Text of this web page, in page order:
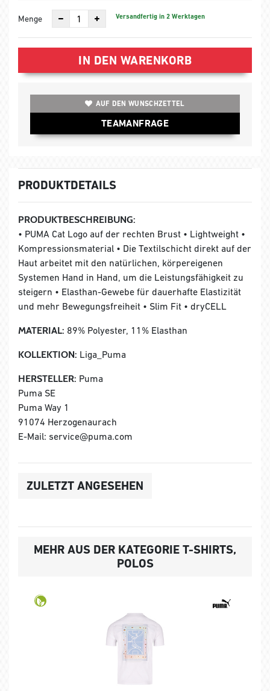
Menge Versandfertig in 2 Werktagen
IN DEN WARENKORB
AUF DEN WUNSCHZETTEL
TEAMANFRAGE
PRODUKTDETAILS
PRODUKTBESCHREIBUNG:
• PUMA Cat Logo auf der rechten Brust • Lightweight •
Kompressionsmaterial • Die Textilschicht direkt auf der
Haut arbeitet mit den natürlichen, körpereigenen
Systemen Hand in Hand, um die Leistungsfähigkeit zu
steigern • Elasthan-Gewebe für dauerhafte Elastizität
und mehr Bewegungsfreiheit • Slim Fit • dryCELL
MATERIAL: 89% Polyester, 11% Elasthan
KOLLEKTION: Liga_Puma
HERSTELLER: Puma
Puma SE
Puma Way 1
91074 Herzogenaurach
E-Mail: service@puma.com
ZULETZT ANGESEHEN
MEHR AUS DER KATEGORIE T-SHIRTS,
POLOS